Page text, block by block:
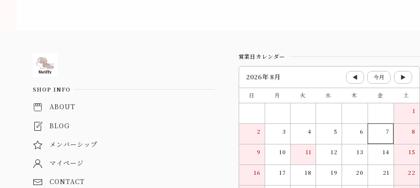
Information
SHOP INFO
ABOUT
BLOG
メンバーシップ
マイページ
CONTACT
営業日カレンダー
2026年 8月 ◀ 今月 ▶
日 月 火 水 木 金
土
1
2 3 4 5 6 7 8
9 10 11 12 13 14 15
16 17 18 19 20 21 22